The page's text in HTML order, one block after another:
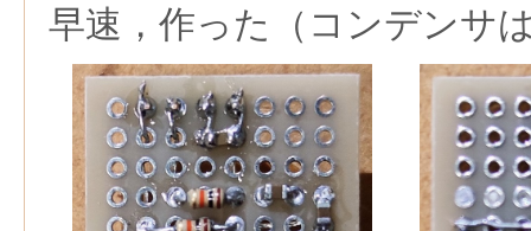
早速，作った（コンデンサ